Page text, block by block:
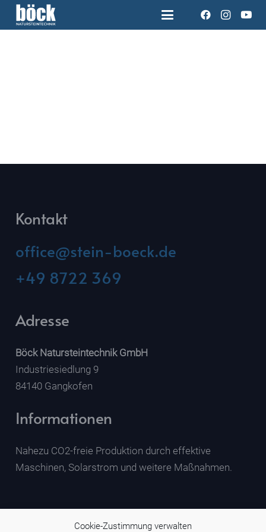
Cookie-Zustimmung verwalten
Kontakt
office@stein-boeck.de
+49 8722 369
Adresse
Böck Natursteintechnik GmbH
Industriesiedlung 9
84140 Gangkofen
Informationen
Nahezu CO2-freie Produktion durch effektive
Maschinen, Solarstrom und weitere Maßnahmen.